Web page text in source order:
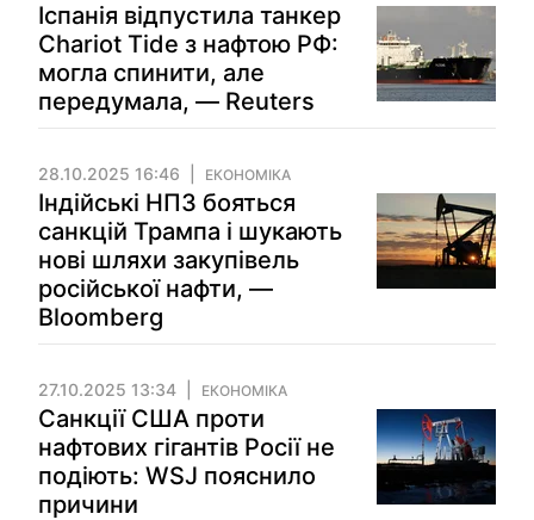
Іспанія відпустила танкер
Chariot Tide з нафтою РФ:
могла спинити, але
передумала, — Reuters
28.10.2025 16:46 ЕКОНОМІКА
Індійські НПЗ бояться
санкцій Трампа і шукають
нові шляхи закупівель
російської нафти, —
Bloomberg
27.10.2025 13:34 ЕКОНОМІКА
Санкції США проти
нафтових гігантів Росії не
подіють: WSJ пояснило
причини